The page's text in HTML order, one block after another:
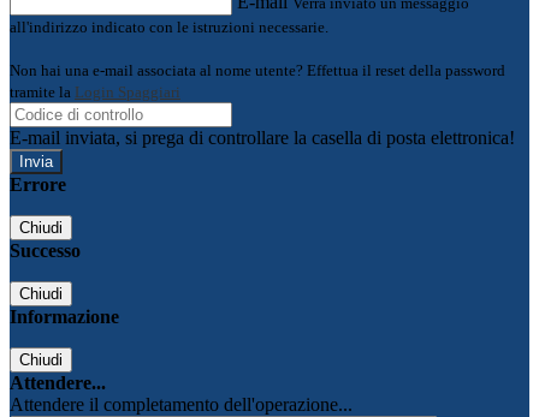
all'indirizzo indicato con le istruzioni necessarie.
Non hai una e-mail associata al nome utente? Effettua il reset della password
tramite la Login Spaggiari
E-mail inviata, si prega di controllare la casella di posta elettronica!
Errore
Chiudi
Successo
Chiudi
Informazione
Chiudi
Attendere...
Attendere il completamento dell'operazione...